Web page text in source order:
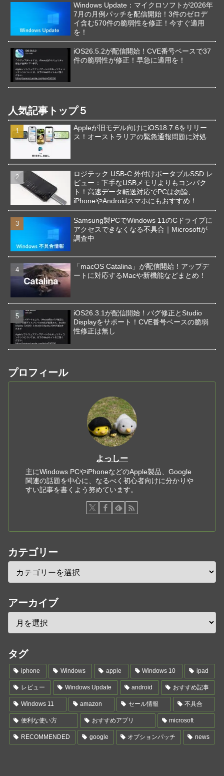
Windows Update：マイクロソフトが2026年
7月の月例パッチを配信開始！3件のゼロデ
イ含む570件の脆弱性を修正！今すぐ適用
を！
iOS26.5.2が配信開始！CVE番号ベースで37
件の脆弱性が修正！早急に適用を！
人気記事トップ５
Appleが旧モデル向けにiOS18.7.6をリリー
ス！オーストラリアの緊急通報問題に対処
ロジテック USB-C 外付けポータブルSSD レ
ビュー：下手なUSBメモリよりもコンパク
ト！高速データ転送対応でPCは勿論、
iPhoneやAndroidスマホにもおすすめ！
Samsung製PCでWindows 11のCドライブに
アクセスできなくなる不具合｜Microsoftが
調査中
「macOS Catalina」が配信開始！アップデ
ートに対応するMacや新機能などまとめ！
iOS26.3.1が配信開始！バグ修正とStudio
Displayをサポート！CVE番号ベースの脆弱
性修正は無し
プロフィール
よっしー
主にWindows PCやiPhoneなどのApple製品、Google
関連の話題を中心に、なるべく初心者向けに分かりや
すい記事を書くよう努めています。
カテゴリー
アーカイブ
タグ
iphone Windows apple Windows 10 ipad
レビュー Windows Update android おすすめ記事
Windows 11 amazon セール情報 不具合
便利な使い方 おすすめアプリ microsoft
RECOMMENDED google オプションパッチ news